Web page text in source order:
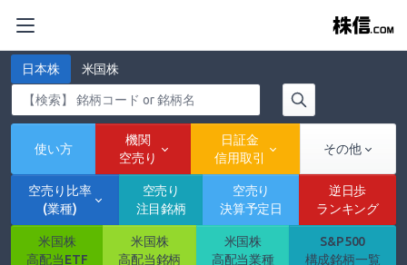
日本株 米国株
使い方
機関
空売り
日証金
信用取引
その他
空売り比率
(業種)
空売り
注目銘柄
空売り
決算予定日
逆日歩
ランキング
米国株
高配当ETF
米国株
高配当銘柄
米国株
高配当業種
S&P500
構成銘柄一覧